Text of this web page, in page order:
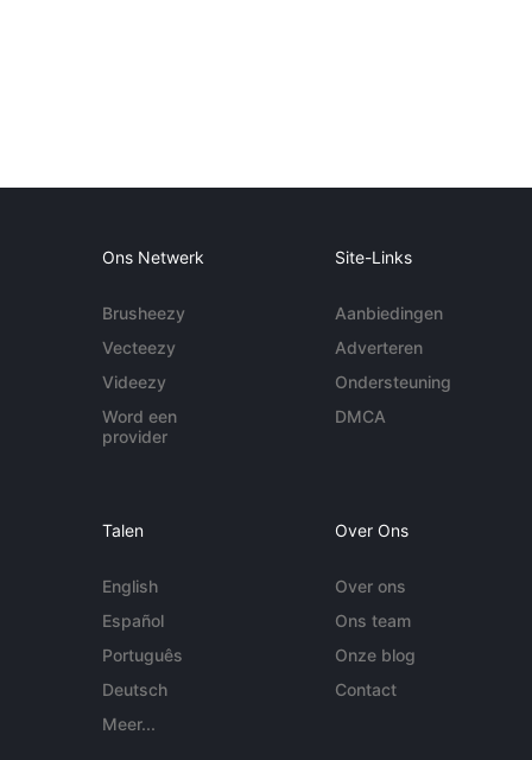
Ons Netwerk
Brusheezy
Vecteezy
Videezy
Word een
provider
Site-Links
Aanbiedingen
Adverteren
Ondersteuning
DMCA
Talen
English
Español
Português
Deutsch
Meer...
Over Ons
Over ons
Ons team
Onze blog
Contact